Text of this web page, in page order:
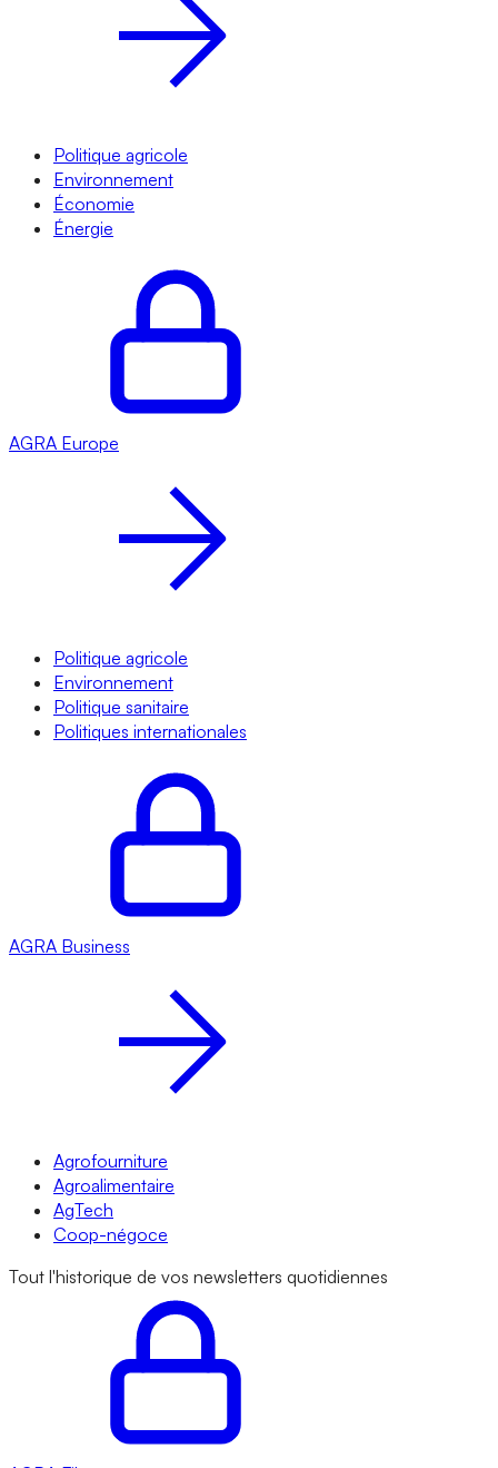
Politique agricole
Environnement
Économie
Énergie
AGRA Europe
Politique agricole
Environnement
Politique sanitaire
Politiques internationales
AGRA Business
Agrofourniture
Agroalimentaire
AgTech
Coop-négoce
Tout l'historique de vos newsletters quotidiennes